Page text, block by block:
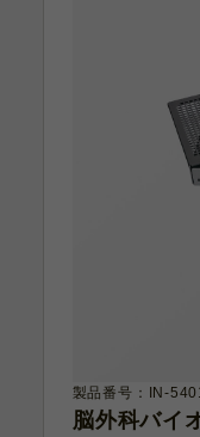
製品番号：IN-
脳外科バイ